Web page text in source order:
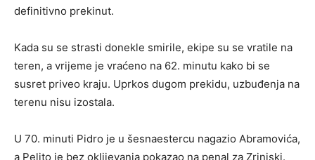
definitivno prekinut.
Kada su se strasti donekle smirile, ekipe su se vratile na
teren, a vrijeme je vraćeno na 62. minutu kako bi se
susret priveo kraju. Uprkos dugom prekidu, uzbuđenja na
terenu nisu izostala.
U 70. minuti Pidro je u šesnaestercu nagazio Abramovića,
a Peljto je bez oklijevanja pokazao na penal za Zrinjski.